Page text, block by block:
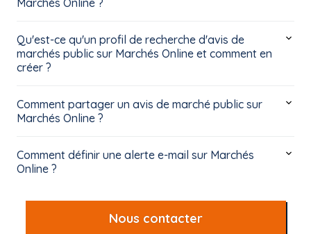
Marchés Online ?
Qu'est-ce qu'un profil de recherche d'avis de
marchés public sur Marchés Online et comment en
créer ?
Comment partager un avis de marché public sur
Marchés Online ?
Comment définir une alerte e-mail sur Marchés
Online ?
Nous contacter